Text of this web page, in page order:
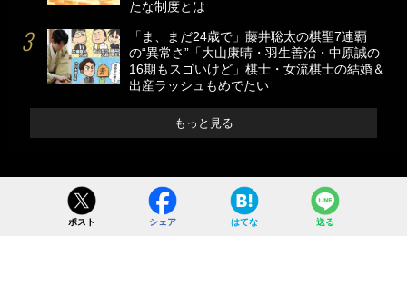
たな制度とは
「ま、まだ24歳で」藤井聡太の棋聖7連覇
の“異常さ”「大山康晴・羽生善治・中原誠の
16期もスゴいけど」棋士・女流棋士の結婚＆
出産ラッシュもめでたい
もっと見る
ポスト シェア はてな 送る